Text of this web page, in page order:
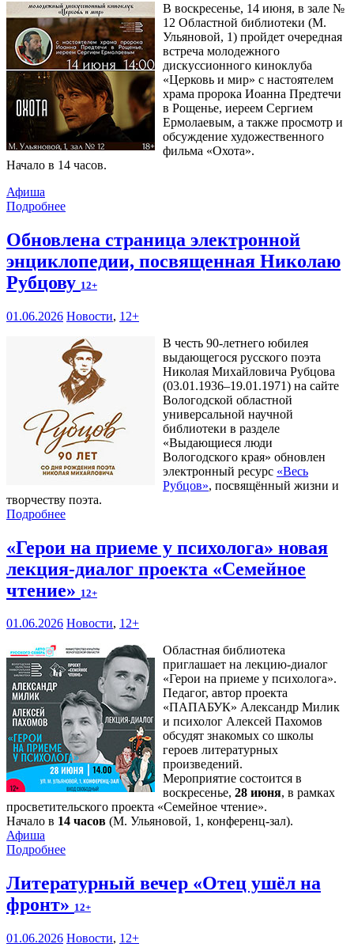
В воскресенье, 14 июня, в зале №
12 Областной библиотеки (М.
Ульяновой, 1) пройдет очередная
встреча молодежного
дискуссионного киноклуба
«Церковь и мир» с настоятелем
храма пророка Иоанна Предтечи
в Рощенье, иереем Сергием
Ермолаевым, а также просмотр и
обсуждение художественного
фильма «Охота».
Начало в 14 часов.
Афиша
Подробнее
Обновлена страница электронной
энциклопедии, посвященная Николаю
Рубцову 12+
01.06.2026 Новости, 12+
В честь 90-летнего юбилея
выдающегося русского поэта
Николая Михайловича Рубцова
(03.01.1936–19.01.1971) на сайте
Вологодской областной
универсальной научной
библиотеки в разделе
«Выдающиеся люди
Вологодского края» обновлен
электронный ресурс «Весь
Рубцов», посвящённый жизни и
творчеству поэта.
Подробнее
«Герои на приеме у психолога» новая
лекция-диалог проекта «Семейное
чтение» 12+
01.06.2026 Новости, 12+
Областная библиотека
приглашает на лекцию-диалог
«Герои на приеме у психолога».
Педагог, автор проекта
«ПАПАБУК» Александр Милик
и психолог Алексей Пахомов
обсудят знакомых со школы
героев литературных
произведений.
Мероприятие состоится в
воскресенье, 28 июня, в рамках
просветительского проекта «Семейное чтение».
Начало в 14 часов (М. Ульяновой, 1, конференц-зал).
Афиша
Подробнее
Литературный вечер «Отец ушёл на
фронт» 12+
01.06.2026 Новости, 12+